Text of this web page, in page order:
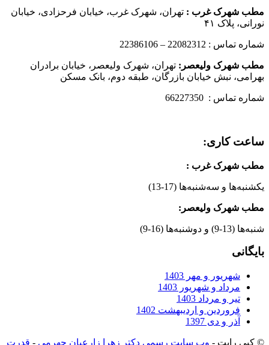
مطب شهرک غرب : تهران، شهرک غرب، خیابان فرحزادی، خیابان
نورانی، پلاک ۴۱
شماره تماس : 22082312 – 22386106
مطب شهرک ولیعصر: تهران، شهرک ولیعصر، خیابان برادران
بهرامی، نبش خیابان بازرگان، طبقه دوم، بانک مسکن
شماره تماس : 66227350
ساعت کاری:
مطب شهرک غرب :
یکشنبه‌ها و سه‌شنبه‌ها (17-13)
مطب شهرک ولیعصر:
شنبه‌ها (13-9) و دوشنبه‌ها (16-9)
بایگانی
شهریور و مهر 1403
مرداد و شهریور 1403
تیر و مرداد 1403
فروردین و اردیبهشت 1402
آذر و دی 1397
© کپی رایت - وب سایت رسمی دکتر زهرا زارعیان جهرمی - قدرت